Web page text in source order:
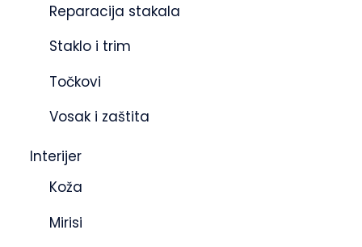
Reparacija stakala
Staklo i trim
Točkovi
Vosak i zaštita
Interijer
Koža
Mirisi